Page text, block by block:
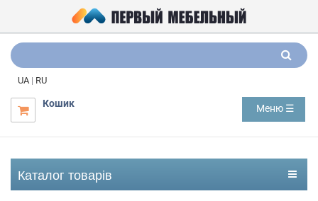
UA | RU

Кошик Меню ☰
Каталог товарів